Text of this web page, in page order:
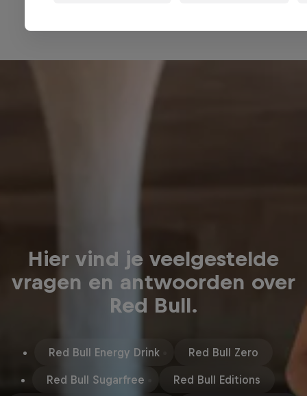
Hier vind je veelgestelde
vragen en antwoorden over
Red Bull.
Red Bull Energy Drink Red Bull Zero
Red Bull Sugarfree Red Bull Editions